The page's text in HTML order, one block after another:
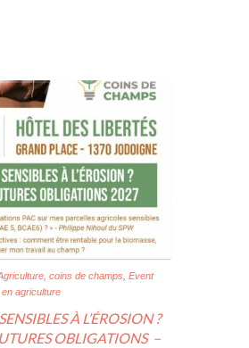
coins de champs Event
en agriculture
À L’ÉROSION ?
OBLIGATIONS –